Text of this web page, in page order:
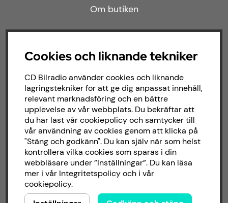
Om butiken
Följ oss
Facebook
Instagram
Om CD bilradio
CD Bilradio har sedan starten 1987 arbetat
med försäljning och installation av ljud till
både bilar och båtar. Hos oss hittar du ett
brett sortiment av billjud till alla typer av
Cookies och liknande tekniker
CD Bilradio använder cookies och liknande
lagringstekniker för att ge dig anpassat innehåll,
relevant marknadsföring och en bättre
upplevelse av vår webbplats. Du bekräftar att
du har läst vår cookiepolicy och samtycker till
vår användning av cookies genom att klicka på
"Stäng och godkänn". Du kan själv när som helst
kontrollera vilka cookies som sparas i din
webbläsare under ”Inställningar”. Du kan läsa
mer i vår Integritetspolicyoch i vår
cookiepolicy.